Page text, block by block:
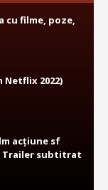
cu filme, poze,
Netflix 2022)
acțiune sf
Trailer subtitrat